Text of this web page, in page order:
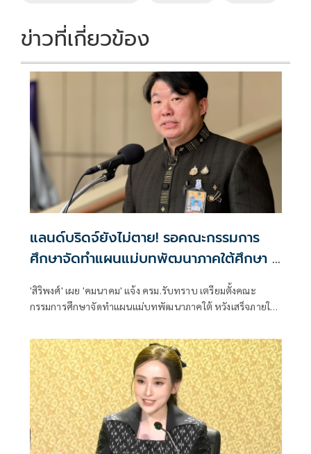
ข่าวที่เกี่ยวข้อง
แลนด์บริดจ์ยังไม่ตาย! รอคณะกรรมการ
ศึกษาจัดทำแผนแม่บทพัฒนาภาคใต้ศึกษา 1
'สิริพงศ์' เผย 'คมนาคม' แจ้ง ครม.รับทราบ เตรียมตั้งคณะ
กรรมการศึกษาจัดทำแผนแม่บทพัฒนาภาคใต้ หวังเสร็จภายใน